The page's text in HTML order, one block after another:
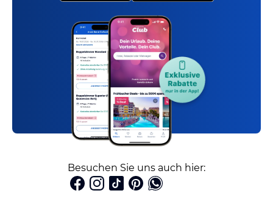
Besuchen Sie uns auch hier: